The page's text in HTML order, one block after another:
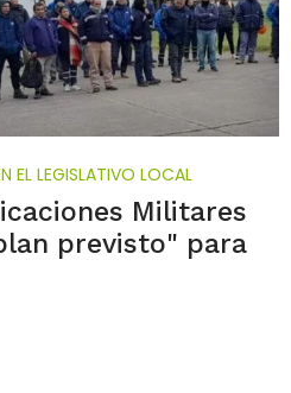
EL LEGISLATIVO LOCAL
Militares
previsto" para